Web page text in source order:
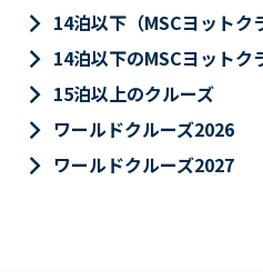
keyboard_arrow_right 14泊以下（MSCヨットク
keyboard_arrow_right 14泊以下のMSCヨットク
keyboard_arrow_right 15泊以上のクルーズ
keyboard_arrow_right ワールドクルーズ2026
keyboard_arrow_right ワールドクルーズ2027